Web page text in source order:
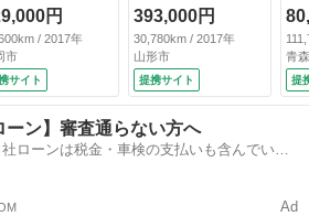
減システム 禁
ＬＥＤヘッ
Ｄ （車検整
）
円
/ 2017年
市
サイト
車 キーレス 電動
格納ミラー アイド
リングストップ Ｃ
Ｄ （車検整備付）
393,000円
30,780km / 2017年
山形市
提携サイト
Ｄ
青
提
ーン】審査通らない方へ
ローンは税金・車検の支払いも含んでいる
Ad